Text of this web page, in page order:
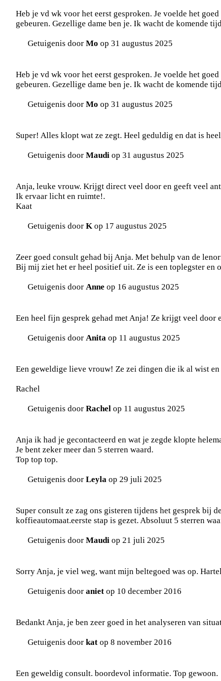
Heb je vd wk voor het eerst gesproken. Je voelde het
gebeuren. Gezellige dame ben je. Ik wacht de komende
Getuigenis door Mo op 31 augustus 2025
Heb je vd wk voor het eerst gesproken. Je voelde het
gebeuren. Gezellige dame ben je. Ik wacht de komende
Getuigenis door Mo op 31 augustus 2025
Super! Alles klopt wat ze zegt. Heel geduldig en dat is
Getuigenis door Maudi op 31 augustus 2025
Anja, leuke vrouw. Krijgt direct veel door en geeft veel
Ik ervaar licht en ruimte!.
Kaat
Getuigenis door K op 17 augustus 2025
Zeer goed consult gehad bij Anja. Met behulp van de
Bij mij ziet het er heel positief uit. Ze is een toplegster en
Getuigenis door Anne op 16 augustus 2025
Een heel fijn gesprek gehad met Anja! Ze krijgt veel
Getuigenis door Anita op 11 augustus 2025
Een geweldige lieve vrouw! Ze zei dingen die ik al wist
Rachel
Getuigenis door Rachel op 11 augustus 2025
Anja ik had je gecontacteerd en wat je zegde klopte
Je bent zeker meer dan 5 sterren waard.
Top top top.
Getuigenis door Leyla op 29 juli 2025
Super consult ze zag ons gisteren tijdens het gesprek bij
koffieautomaat.eerste stap is gezet. Absoluut 5 sterren
Getuigenis door Maudi op 21 juli 2025
Sorry Anja, je viel weg, want mijn beltegoed was op.
Getuigenis door aniet op 10 december 2016
Bedankt Anja, je ben zeer goed in het analyseren van
Getuigenis door kat op 8 november 2016
Een geweldig consult. boordevol informatie. Top gewoon.